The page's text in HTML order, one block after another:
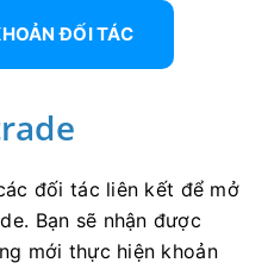
ĐỐI TÁC
đối tác liên kết để mở
Bạn sẽ nhận được
mới thực hiện khoản